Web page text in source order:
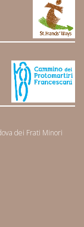
dei Frati Minori